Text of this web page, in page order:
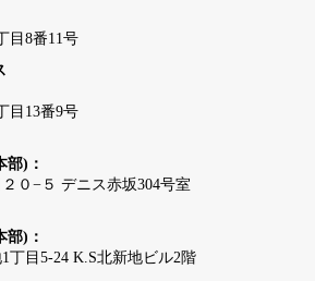
目8番11号
目13番9号
部)：
０−５ デニス赤坂304号室
部)：
丁目5-24 K.S北新地ビル2階